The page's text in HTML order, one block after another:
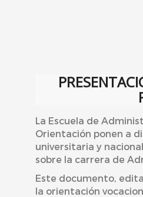
La Escuela de
Orientación ponen a
universitaria y
sobre la carrera de
Este documento,
la orientación